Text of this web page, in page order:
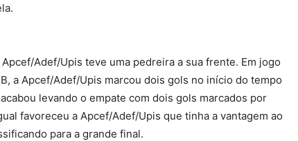
Adef/Upis teve uma pedreira a sua frente. Em jogo
a Apcef/Adef/Upis marcou dois gols no início do tempo
levando o empate com dois gols marcados por
favoreceu a Apcef/Adef/Upis que tinha a vantagem ao
para a grande final.